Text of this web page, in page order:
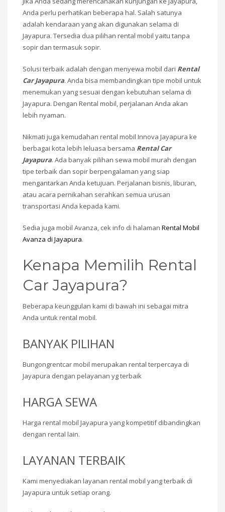
Anda perlu perhatikan beberapa hal. Salah satunya
adalah kendaraan yang akan digunakan selama di
Jayapura. Tersedia dua pilihan rental mobil yaitu tanpa
sopir dan termasuk sopir.
Solusi terbaik adalah dengan menyewa mobil dari Rental
Car Jayapura. Anda bisa membandingkan tipe mobil untuk
menemukan yang sesuai dengan kebutuhan selama di
Jayapura. Dengan Rental mobil, perjalanan Anda akan
lebih nyaman.
Nikmati juga kemudahan rental mobil Innova Jayapura ke
berbagai kota lebih leluasa bersama Rental Car
Jayapura. Ada banyak pilihan sewa mobil murah dengan
tipe terbaik dan sopir berpengalaman yang siap
mengantarkan Anda ketujuan. Perjalanan bisnis, liburan,
atau acara pernikahan serahkan semua urusan
transportasi Anda kepada kami.
Sedia juga mobil Avanza, cek info di halaman Rental Mobil
Avanza di Jayapura.
Kenapa Memilih Rental
Car Jayapura?
Beberapa keunggulan kami di bawah ini sebagai mitra
Anda untuk rental mobil.
BANYAK PILIHAN
Bungongrentcar mobil merupakan rental terpercaya di
Jayapura dengan pelayanan yg terbaik
HARGA SEWA
Harga rental mobil Jayapura yang kompetitif dibandingkan
dengan rental lain.
LAYANAN TERBAIK
Kami menyediakan layanan rental mobil yang terbaik di
Jayapura untuk setiap orang.